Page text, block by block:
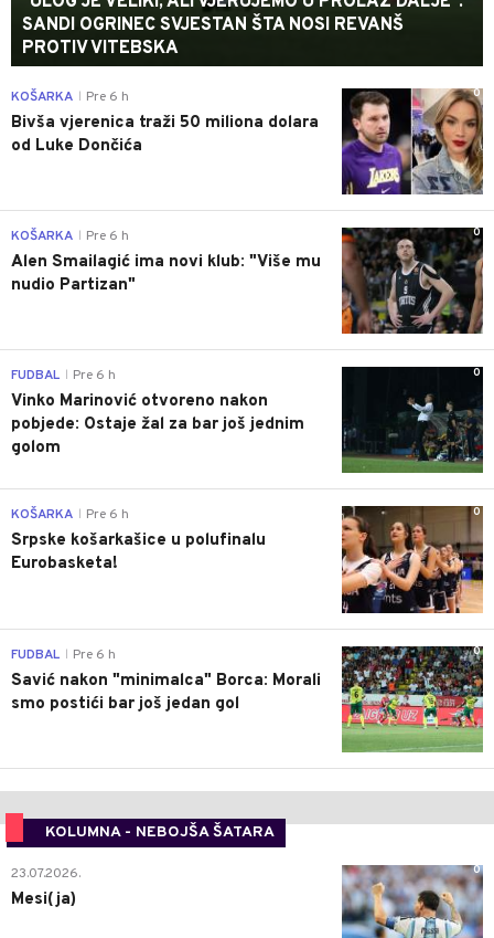
SANDI OGRINEC SVJESTAN ŠTA NOSI REVANŠ
PROTIV VITEBSKA
0
KOŠARKA Pre 6 h
Bivša vjerenica traži 50 miliona dolara
od Luke Dončića
0
KOŠARKA Pre 6 h
Alen Smailagić ima novi klub: "Više mu
nudio Partizan"
0
FUDBAL Pre 6 h
Vinko Marinović otvoreno nakon
pobjede: Ostaje žal za bar još jednim
golom
0
KOŠARKA Pre 6 h
Srpske košarkašice u polufinalu
Eurobasketa!
0
FUDBAL Pre 6 h
Savić nakon "minimalca" Borca: Morali
smo postići bar još jedan gol
KOLUMNA - NEBOJŠA ŠATARA
0
23.07.2026.
Mesi(ja)